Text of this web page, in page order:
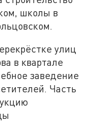
школы в
улиц
в квартале
заведение
Часть